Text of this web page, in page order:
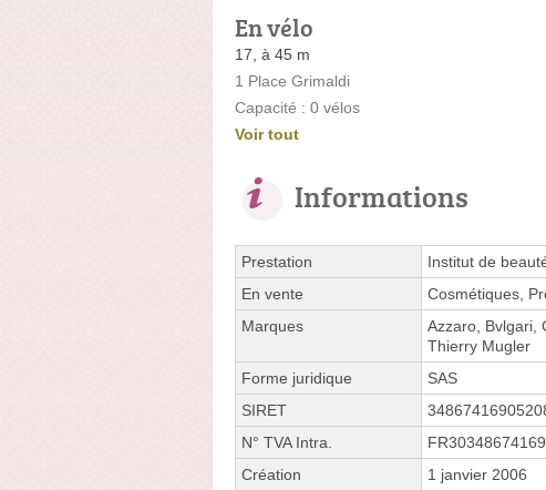
En vélo
17, à 45 m
1 Place Grimaldi
Capacité : 0 vélos
Voir tout
Informations
Prestation
Institut de
En vente
Cosmétiques,
Marques
Azzaro, Bvlgari,
Thierry Mugler
Forme juridique
SAS
SIRET
N° TVA Intra.
FR30348674169
Création
1 janvier 2006